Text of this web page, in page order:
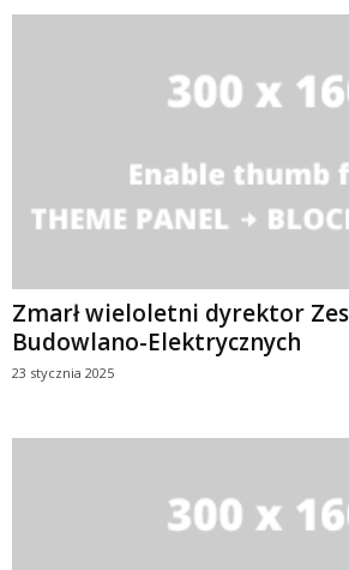
Zmarł wieloletni dyrektor
Budowlano-Elektrycznych
23 stycznia 2025